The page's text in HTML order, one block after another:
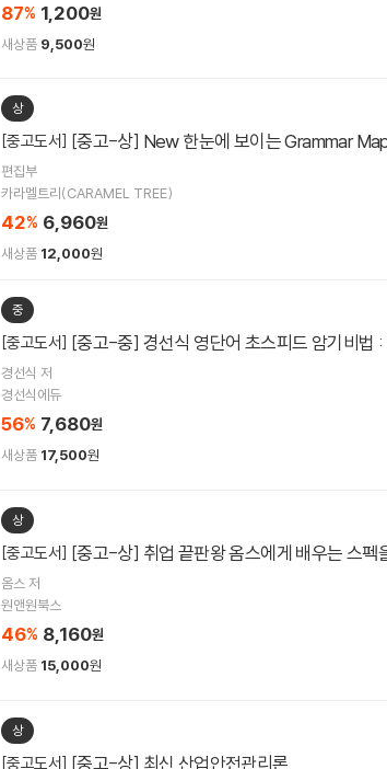
87% 1,200원
새상품 9,500원
상
[중고도서] [중고-상] New 한눈에 보이는 Grammar
편집부
카라멜트리(CARAMEL TREE)
42% 6,960원
새상품 12,000원
중
[중고도서] [중고-중] 경선식 영단어 초스피드 암기비법 :
경선식 저
경선식에듀
56% 7,680원
새상품 17,500원
상
[중고도서] [중고-상] 취업 끝판왕 옴스에게 배우는 스펙
옴스 저
원앤원북스
46% 8,160원
새상품 15,000원
상
[중고도서] [중고-상] 최신 산업안전관리론